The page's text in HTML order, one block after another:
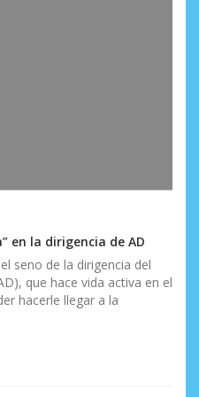
en la dirigencia de AD
seno de la dirigencia del
que hace vida activa en el
hacerle llegar a la